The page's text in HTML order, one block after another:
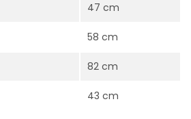
47 cm
58 cm
82 cm
43 cm